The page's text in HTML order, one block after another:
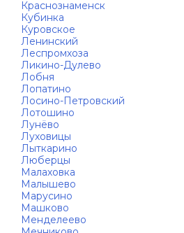
Краснознаменск
Кубинка
Куровское
Ленинский
Леспромхоза
Ликино-Дулево
Лобня
Лопатино
Лосино-Петровский
Лотошино
Лунёво
Луховицы
Лыткарино
Люберцы
Малаховка
Малышево
Марусино
Машково
Менделеево